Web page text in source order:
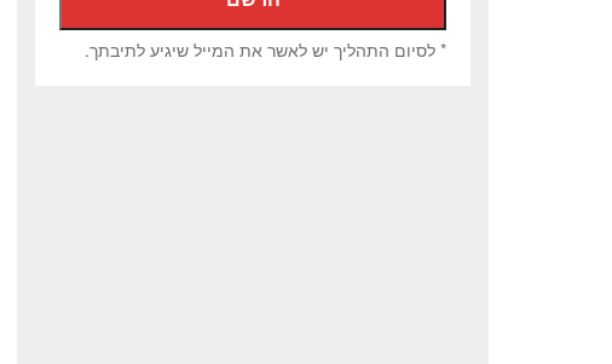
* לסיום התהליך יש לאשר את המייל שיגיע לתיבתך.